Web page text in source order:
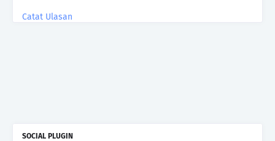
Catat Ulasan
SOCIAL PLUGIN